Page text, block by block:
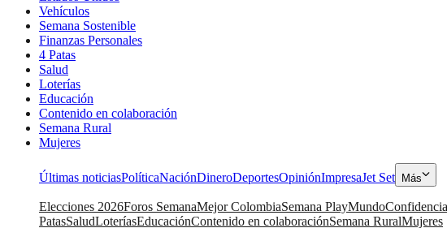
Vehículos
Semana Sostenible
Finanzas Personales
4 Patas
Salud
Loterías
Educación
Contenido en colaboración
Semana Rural
Mujeres
Últimas noticiasPolíticaNaciónDineroDeportesOpiniónImpresaJet Set Más
Elecciones 2026Foros SemanaMejor ColombiaSemana PlayMundo
PatasSaludLoteríasEducaciónContenido en colaboraciónSemana RuralMujeres